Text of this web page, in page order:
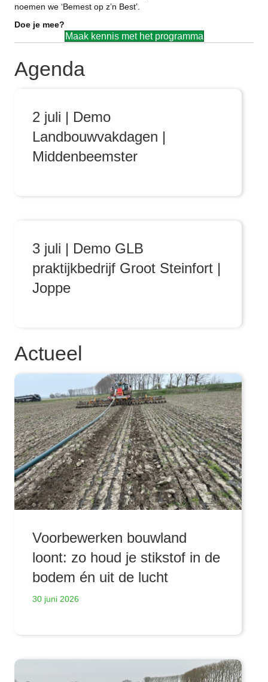
noemen we ‘Bemest op z’n Best’.
Doe je mee?
Maak kennis met het programma
Agenda
2 juli | Demo
Landbouwvakdagen |
Middenbeemster
3 juli | Demo GLB
praktijkbedrijf Groot Steinfort |
Joppe
Actueel
Voorbewerken bouwland
loont: zo houd je stikstof in de
bodem én uit de lucht
30 juni 2026